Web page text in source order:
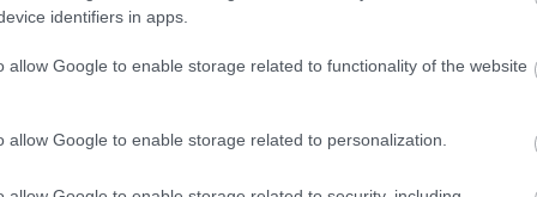
identifiers in apps.
allow Google to enable storage related to functionality of the website
allow Google to enable storage related to personalization.
5. Pozitív életszemlélet: A pozitív gondolkodás
kihívásokkal szembeni pozitív hozzáállást, ami
Hogyan kezdjünk hozzá?